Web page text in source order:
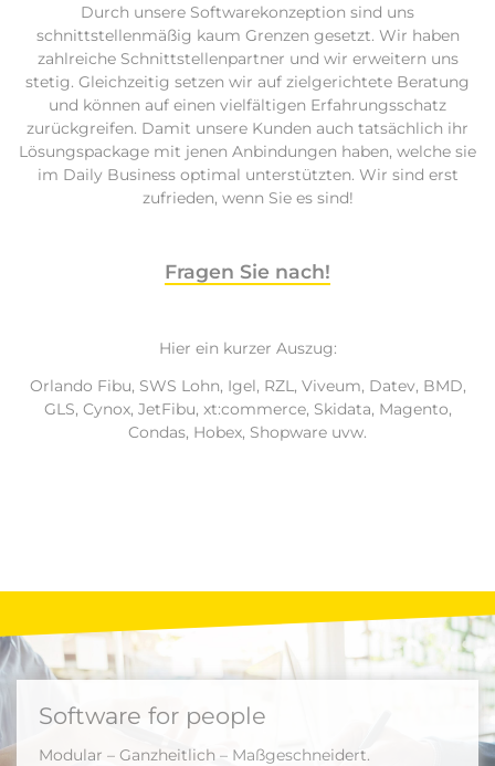
Durch unsere Softwarekonzeption sind uns
schnittstellenmäßig kaum Grenzen gesetzt. Wir haben
zahlreiche Schnittstellenpartner und wir erweitern uns
stetig. Gleichzeitig setzen wir auf zielgerichtete Beratung
und können auf einen vielfältigen Erfahrungsschatz
zurückgreifen. Damit unsere Kunden auch tatsächlich ihr
Lösungspackage mit jenen Anbindungen haben, welche sie
im Daily Business optimal unterstützten. Wir sind erst
zufrieden, wenn Sie es sind!
Fragen Sie nach!
Hier ein kurzer Auszug:
Orlando Fibu, SWS Lohn, Igel, RZL, Viveum, Datev, BMD,
GLS, Cynox, JetFibu, xt:commerce, Skidata, Magento,
Condas, Hobex, Shopware uvw.
Software for people
Modular – Ganzheitlich – Maßgeschneidert.